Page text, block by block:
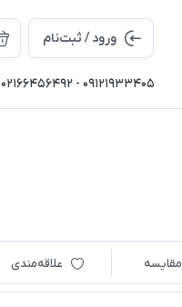
ورود / ثبت‌نام
02166456492 - 09121933405
مقایسه علاقه‌مندی